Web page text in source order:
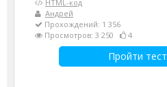
HTML-код
Андрей
Прохождений: 1 356
Просмотров: 3 250
4
Пройти тест